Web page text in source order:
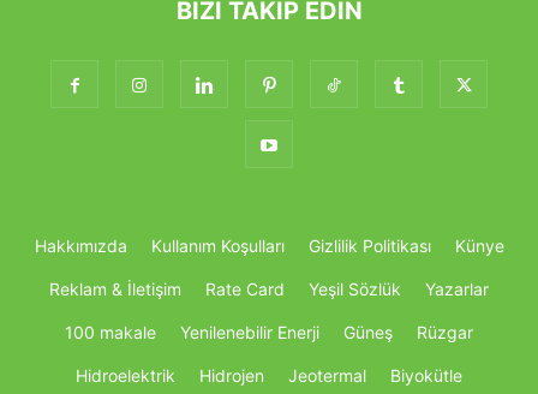
BIZI TAKIP EDIN
Hakkımızda Kullanım Koşulları Gizlilik Politikası Künye
Reklam & İletişim Rate Card Yeşil Sözlük Yazarlar
100 makale Yenilenebilir Enerji Güneş Rüzgar
Hidroelektrik Hidrojen Jeotermal Biyokütle